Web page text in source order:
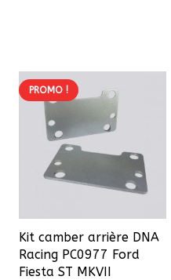
PROMO !
Kit camber arrière DNA
Racing PC0977 Ford
Fiesta ST MKVII